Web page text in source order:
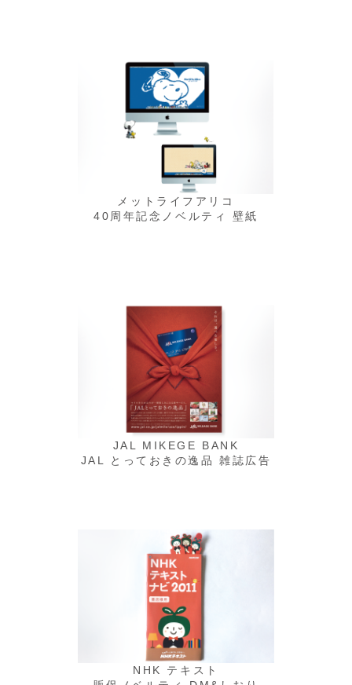
メットライフアリコ
40周年記念ノベルティ 壁紙
JAL MIKEGE BANK
JAL とっておきの逸品 雑誌広告
NHK テキスト